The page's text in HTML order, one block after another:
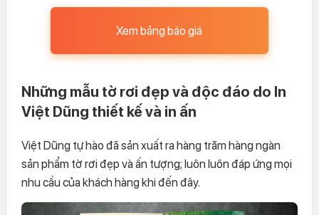
Xem bảng báo giá
Những mẫu tờ rơi đẹp và độc đáo do In
Việt Dũng thiết kế và in ấn
Việt Dũng tự hào đã sản xuất ra hàng trăm hàng ngàn
sản phẩm tờ rơi đẹp và ấn tượng; luôn luôn đáp ứng mọi
nhu cầu của khách hàng khi đến đây.